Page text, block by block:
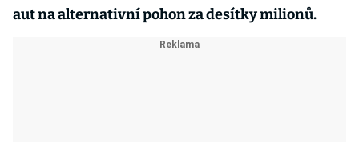
aut na alternativní pohon za desítky milionů.